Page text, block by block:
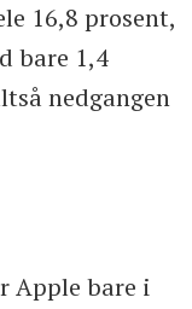
16,8 prosent,
bare 1,4
nedgangen
Apple bare i